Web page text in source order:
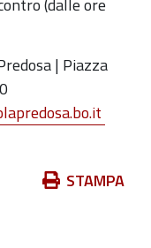
(dalle ore
| Piazza
STAMPA